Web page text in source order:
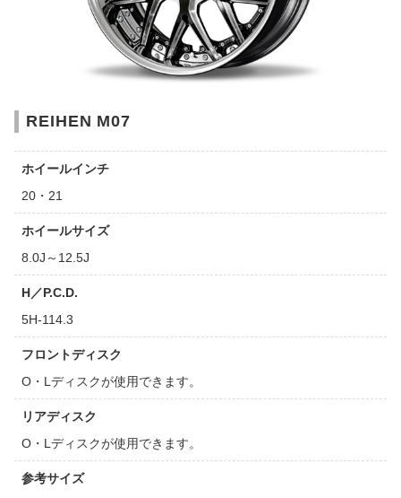
REIHEN M07
ホイールインチ
20・21
ホイールサイズ
8.0J～12.5J
H／P.C.D.
5H-114.3
フロントディスク
O・Lディスクが使用できます。
リアディスク
O・Lディスクが使用できます。
参考サイズ